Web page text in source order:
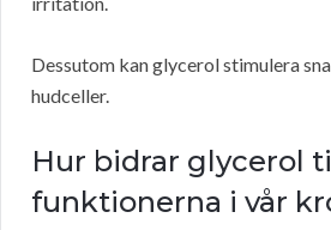
Dessutom kan glycerol stimulera
hudceller.
Hur bidrar glycerol
funktionerna i vår